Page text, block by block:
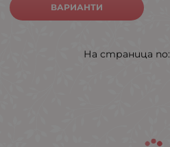
ВАРИАНТИ
На страница по: